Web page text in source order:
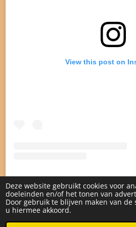
Deze website gebruikt cookies voor
doeleinden en/of het tonen van
Door gebruik te blijven maken van de
u hiermee akkoord.
View this post on
A post shared by